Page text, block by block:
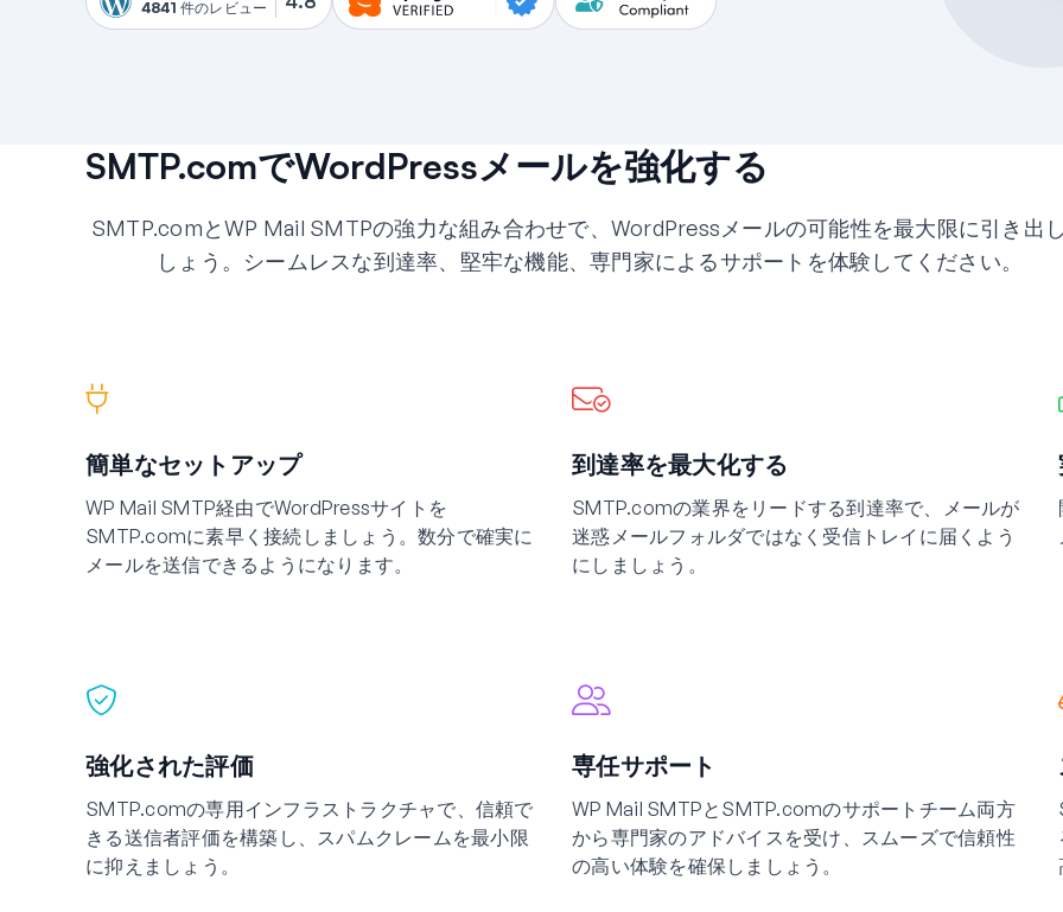
4841 件のレビュー
SMTP.comでWordPressメールを強化する
SMTP.comとWP Mail SMTPの強力な組み合わせで、WordPressメールの可能性を最大限に引き出
しょう。シームレスな到達率、堅牢な機能、専門家によるサポートを体験してください。
簡単なセットアップ
WP Mail SMTP経由でWordPressサイトを
SMTP.comに素早く接続しましょう。数分で確実に
メールを送信できるようになります。
到達率を最大化する
SMTP.comの業界をリードする到達率で、メールが
迷惑メールフォルダではなく受信トレイに届くよう
にしましょう。
強化された評価
SMTP.comの専用インフラストラクチャで、信頼で
きる送信者評価を構築し、スパムクレームを最小限
に抑えましょう。
専任サポート
WP Mail SMTPとSMTP.comのサポートチーム両方
から専門家のアドバイスを受け、スムーズで信頼性
の高い体験を確保しましょう。